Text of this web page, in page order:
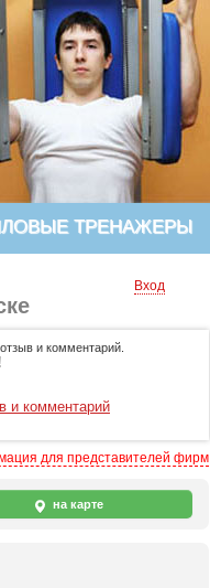
ТРЕНАЖЕРЫ
Вход
и комментарий.
и комментарий
для представителей фирм
на карте